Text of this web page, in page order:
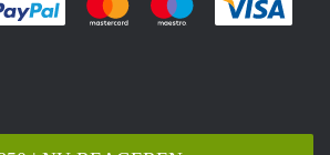
Je rekent gemakkelijk af met Paypal
Je rekent gemakkelijk af met
Je rekent